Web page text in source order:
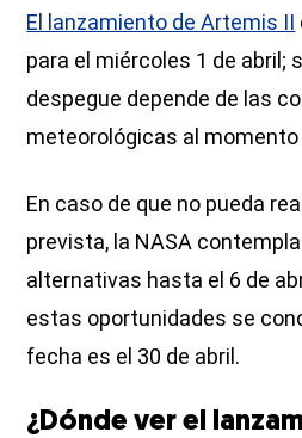
El lanzamiento de Artemis II
para el miércoles 1 de abril;
despegue depende de las
meteorológicas al momento
En caso de que no pueda
prevista, la NASA
alternativas hasta el 6 de
estas oportunidades se
fecha es el 30 de abril.
¿Dónde ver el